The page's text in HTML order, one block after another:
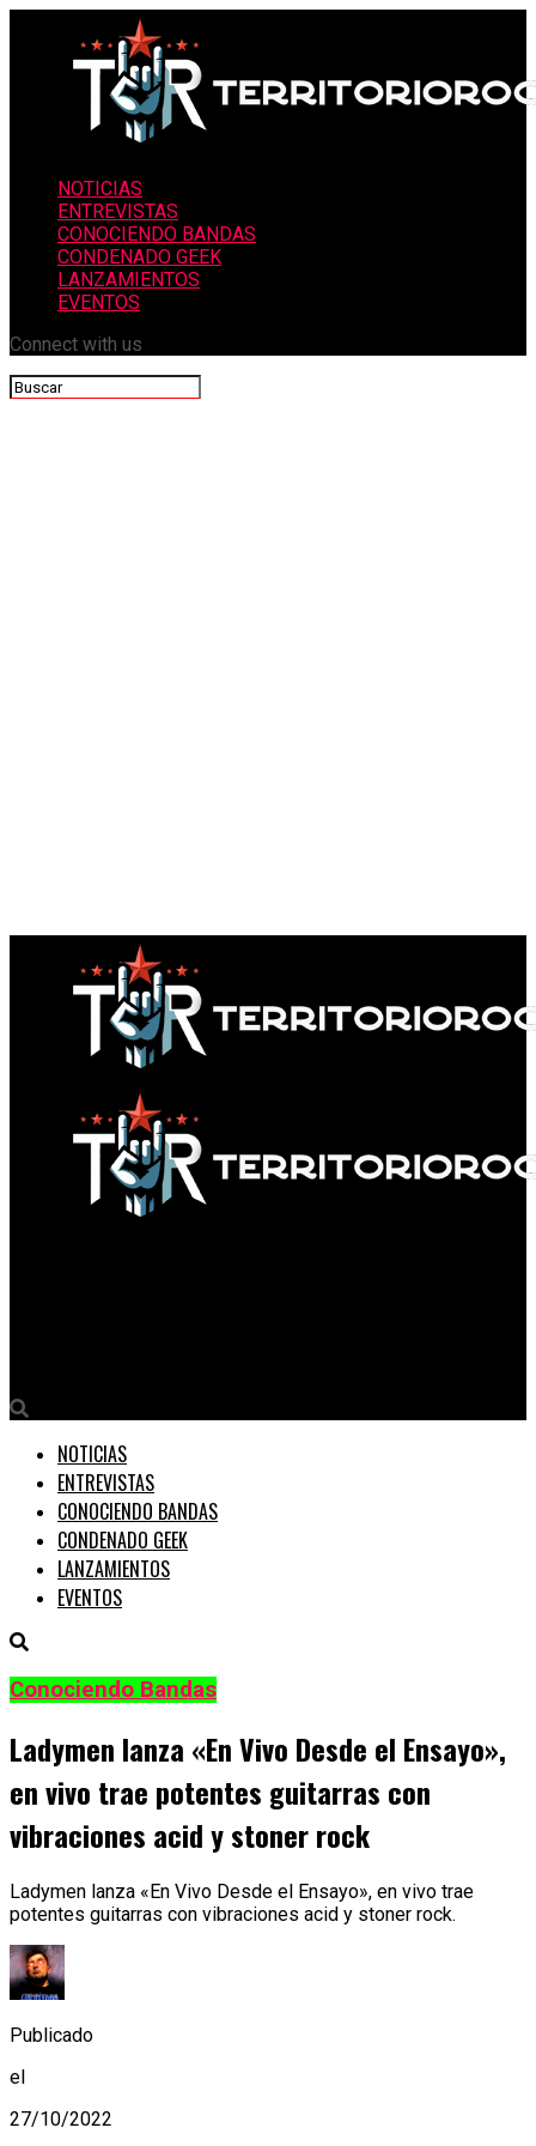
NOTICIAS
ENTREVISTAS
CONOCIENDO BANDAS
CONDENADO GEEK
LANZAMIENTOS
EVENTOS
Connect with us
NOTICIAS
ENTREVISTAS
CONOCIENDO BANDAS
CONDENADO GEEK
LANZAMIENTOS
EVENTOS
Conociendo Bandas
Ladymen lanza «En Vivo Desde el Ensayo»,
en vivo trae potentes guitarras con
vibraciones acid y stoner rock
Ladymen lanza «En Vivo Desde el Ensayo», en vivo trae
potentes guitarras con vibraciones acid y stoner rock.
Publicado
el
27/10/2022